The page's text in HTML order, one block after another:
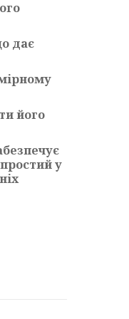
дає
його
у